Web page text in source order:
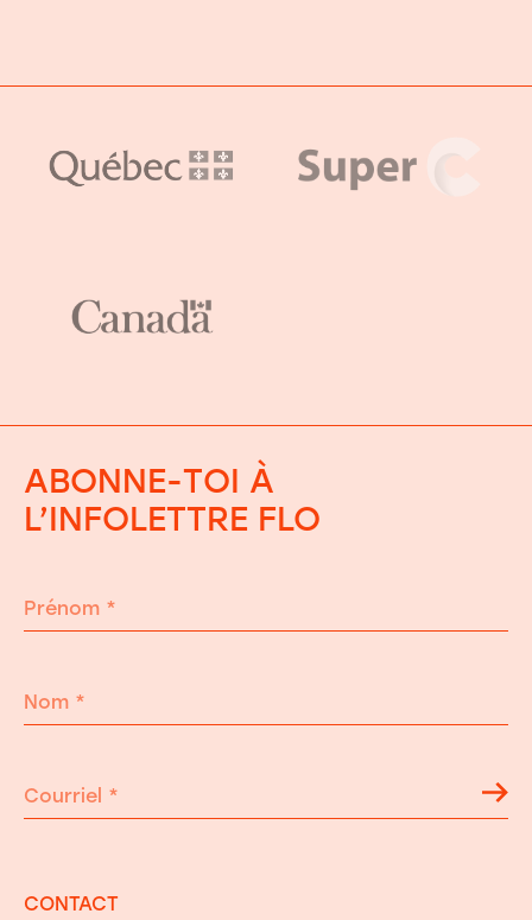
ABONNE-TOI À
L’INFOLETTRE FLO
Prénom *
Nom *
Courriel *
CONTACT